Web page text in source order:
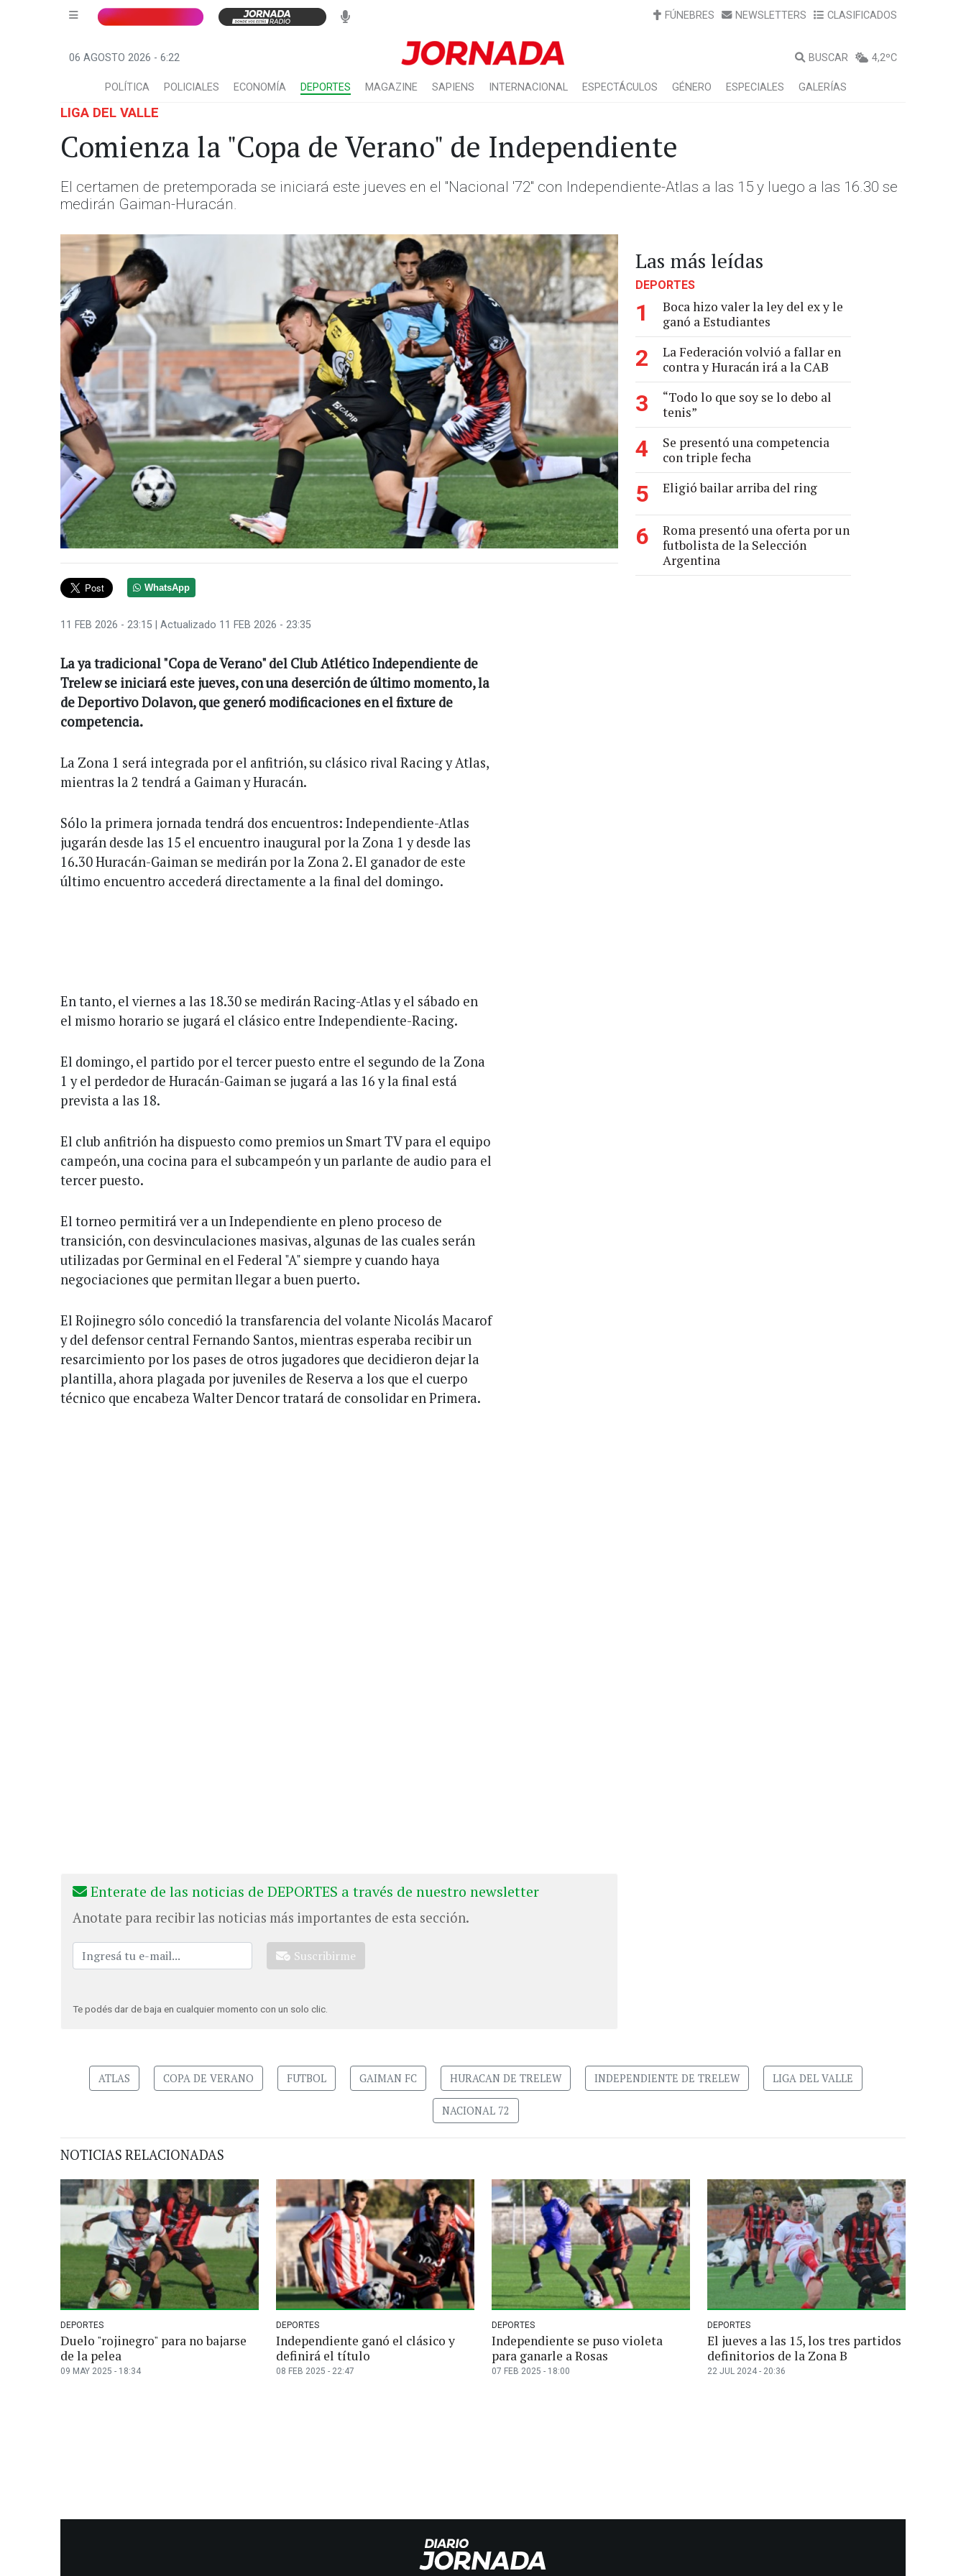
FÚNEBRES NEWSLETTERS CLASIFICADOS
06 AGOSTO 2026 - 6:22 BUSCAR 4,2ºC
POLÍTICA POLICIALES ECONOMÍA DEPORTES MAGAZINE SAPIENS INTERNACIONAL ESPECTÁCULOS GÉNERO ESPECIALES GALERÍAS
LIGA DEL VALLE
Comienza la "Copa de Verano" de Independiente
El certamen de pretemporada se iniciará este jueves en el "Nacional '72" con Independiente-Atlas a las 15 y luego a las 16.30 se
medirán Gaiman-Huracán.
WhatsApp
11 FEB 2026 - 23:15 | Actualizado 11 FEB 2026 - 23:35
La ya tradicional "Copa de Verano" del Club Atlético Independiente de
Trelew se iniciará este jueves, con una deserción de último momento, la
de Deportivo Dolavon, que generó modificaciones en el fixture de
competencia.
La Zona 1 será integrada por el anfitrión, su clásico rival Racing y Atlas,
mientras la 2 tendrá a Gaiman y Huracán.
Sólo la primera jornada tendrá dos encuentros: Independiente-Atlas
jugarán desde las 15 el encuentro inaugural por la Zona 1 y desde las
16.30 Huracán-Gaiman se medirán por la Zona 2. El ganador de este
último encuentro accederá directamente a la final del domingo.
En tanto, el viernes a las 18.30 se medirán Racing-Atlas y el sábado en
el mismo horario se jugará el clásico entre Independiente-Racing.
El domingo, el partido por el tercer puesto entre el segundo de la Zona
1 y el perdedor de Huracán-Gaiman se jugará a las 16 y la final está
prevista a las 18.
El club anfitrión ha dispuesto como premios un Smart TV para el equipo
campeón, una cocina para el subcampeón y un parlante de audio para el
tercer puesto.
El torneo permitirá ver a un Independiente en pleno proceso de
transición, con desvinculaciones masivas, algunas de las cuales serán
utilizadas por Germinal en el Federal "A" siempre y cuando haya
negociaciones que permitan llegar a buen puerto.
El Rojinegro sólo concedió la transfarencia del volante Nicolás Macarof
y del defensor central Fernando Santos, mientras esperaba recibir un
resarcimiento por los pases de otros jugadores que decidieron dejar la
plantilla, ahora plagada por juveniles de Reserva a los que el cuerpo
técnico que encabeza Walter Dencor tratará de consolidar en Primera.
Enterate de las noticias de DEPORTES a través de nuestro newsletter
Anotate para recibir las noticias más importantes de esta sección.
Suscribirme
Te podés dar de baja en cualquier momento con un solo clic.
Las más leídas
DEPORTES
1
Boca hizo valer la ley del ex y le
ganó a Estudiantes
2
La Federación volvió a fallar en
contra y Huracán irá a la CAB
3
“Todo lo que soy se lo debo al
tenis”
4
Se presentó una competencia
con triple fecha
5 Eligió bailar arriba del ring
6
Roma presentó una oferta por un
futbolista de la Selección
Argentina
ATLAS COPA DE VERANO FUTBOL GAIMAN FC HURACAN DE TRELEW INDEPENDIENTE DE TRELEW LIGA DEL VALLE
NACIONAL 72
NOTICIAS RELACIONADAS
DEPORTES
Duelo "rojinegro" para no bajarse
de la pelea
09 MAY 2025 - 18:34
DEPORTES
Independiente ganó el clásico y
definirá el título
08 FEB 2025 - 22:47
DEPORTES
Independiente se puso violeta
para ganarle a Rosas
07 FEB 2025 - 18:00
DEPORTES
El jueves a las 15, los tres partidos
definitorios de la Zona B
22 JUL 2024 - 20:36